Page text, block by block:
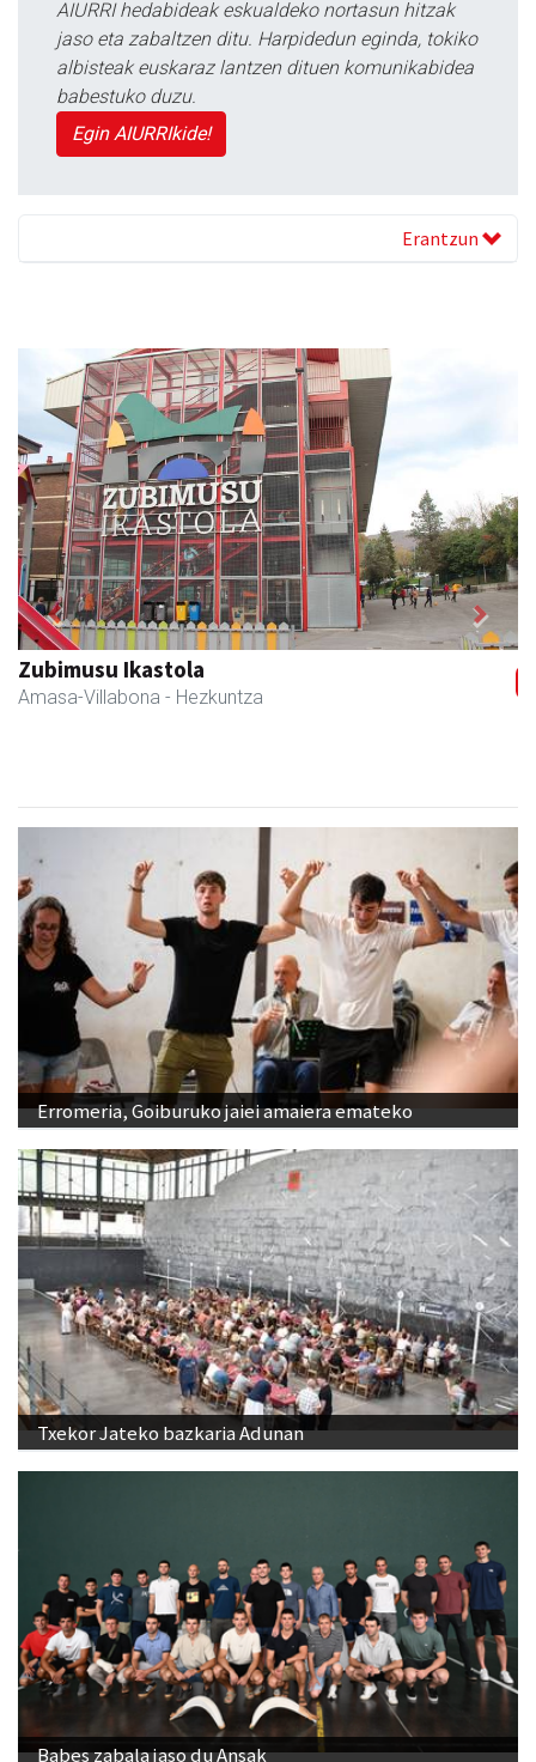
AIURRI hedabideak eskualdeko nortasun hitzak
jaso eta zabaltzen ditu. Harpidedun eginda, tokiko
albisteak euskaraz lantzen dituen komunikabidea
babestuko duzu.
Egin AIURRIkide!
Erantzun
Zubimusu Ikastola
Amasa-Villabona - Hezkuntza
Previous Next
Erromeria, Goiburuko jaiei amaiera emateko
Txekor Jateko bazkaria Adunan
Babes zabala jaso du Ansak